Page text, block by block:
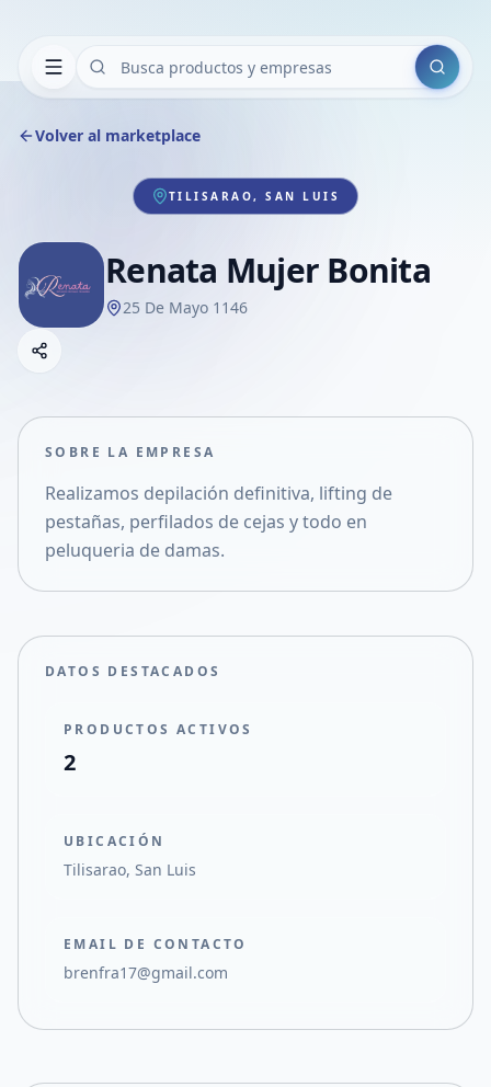
Buscar
Volver al marketplace
TILISARAO, SAN LUIS
Renata Mujer Bonita
25 De Mayo 1146
Compartir empresa
Compartir en X
SOBRE LA EMPRESA
Realizamos depilación definitiva, lifting de
pestañas, perfilados de cejas y todo en
peluqueria de damas.
DATOS DESTACADOS
PRODUCTOS ACTIVOS
2
UBICACIÓN
Tilisarao, San Luis
EMAIL DE CONTACTO
brenfra17@gmail.com